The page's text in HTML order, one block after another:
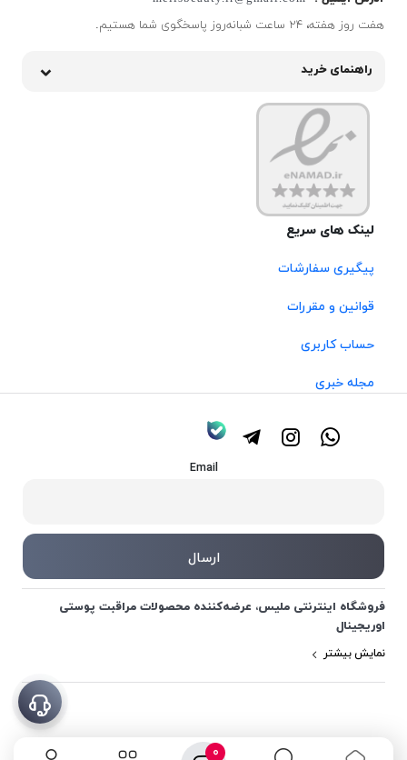
0
هفت روز هفته، ۲۴ ساعت شبانه‌روز پاسخگوی شما هستیم.
راهنمای خرید
لینک های سریع
پیگیری سفارشات
قوانین و مقررات
حساب کاربری
مجله خبری
Email
فروشگاه اینترنتی ملیس، عرضه‌کننده محصولات مراقبت پوستی
اوریجینال
نمایش بیشتر